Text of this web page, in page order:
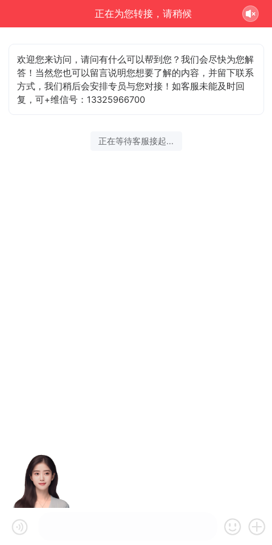
正在为您转接，请稍候
欢迎您来访问，请问有什么可以帮到您？我们会尽快为您解
答！当然您也可以留言说明您想要了解的内容，并留下联系
方式，我们稍后会安排专员与您对接！如客服未能及时回
复，可+维信号：13325966700
正在等待客服接起...